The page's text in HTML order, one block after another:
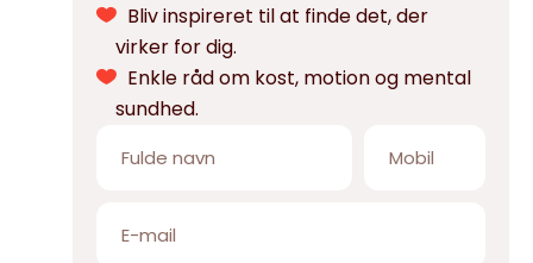
Bliv inspireret til at finde det, der
virker for dig.
Enkle råd om kost, motion og mental
sundhed.